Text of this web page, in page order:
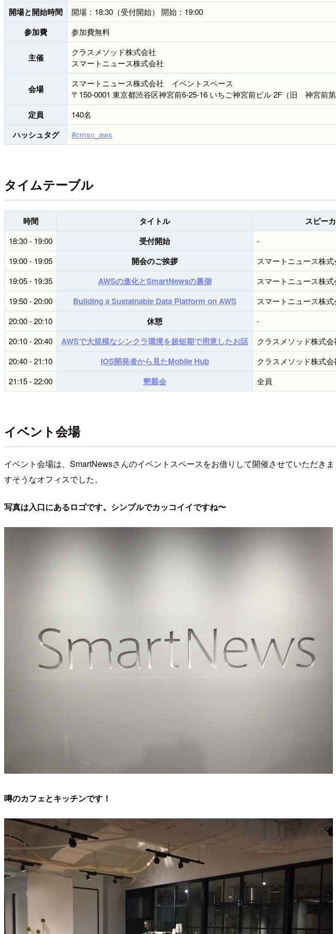
開場と開始時間 開場：18:30（受付開始） 開始：19:00
参加費 参加費無料
主催
クラスメソッド株式会社
スマートニュース株式会社
会場
スマートニュース株式会社 イベントスペース
〒150-0001 東京都渋谷区神宮前6-25-16 いちご神宮前ビル 2F（旧 神宮前第
定員 140名
ハッシュタグ #cmsn_aws
タイムテーブル
時間 タイトル スピー
18:30 - 19:00 受付開始
-
19:00 - 19:05
開会のご挨拶
スマートニュース株
19:05 - 19:35
AWSの進化とSmartNewsの裏側
スマートニュース株
19:50 - 20:00
Building a Sustainable Data Platform on AWS
スマートニュース株
20:00 - 20:10
休憩
-
20:10 - 20:40
AWSで大規模なシンクラ環境を超短期で用意したお話
クラスメソッド株式
20:40 - 21:10
iOS開発者から見たMobile Hub
クラスメソッド株式
21:15 - 22:00
懇親会 全員
イベント会場
イベント会場は、SmartNewsさんのイベントスペースをお借りして開催させていただ
すそうなオフィスでした。
写真は入口にあるロゴです。シンプルでカッコイイですね〜
噂のカフェとキッチンです！